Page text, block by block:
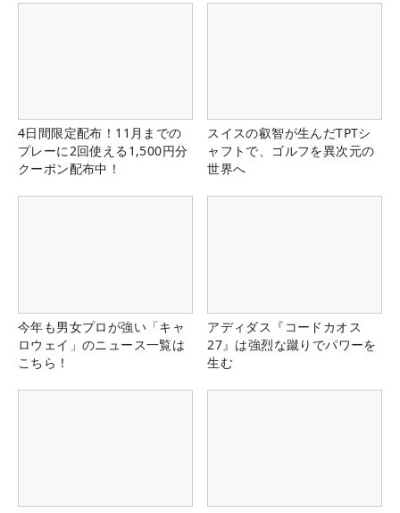
4日間限定配布！11月までの
プレーに2回使える1,500円分
クーポン配布中！
スイスの叡智が生んだTPTシ
ャフトで、ゴルフを異次元の
世界へ
今年も男女プロが強い「キャ
ロウェイ」のニュース一覧は
こちら！
アディダス『コードカオス
27』は強烈な蹴りでパワーを
生む